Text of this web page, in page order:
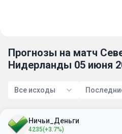
Прогнозы на матч
Нидерланды 05 июня
Все исходы
Ничьи_Деньги
4235(+3.7%)